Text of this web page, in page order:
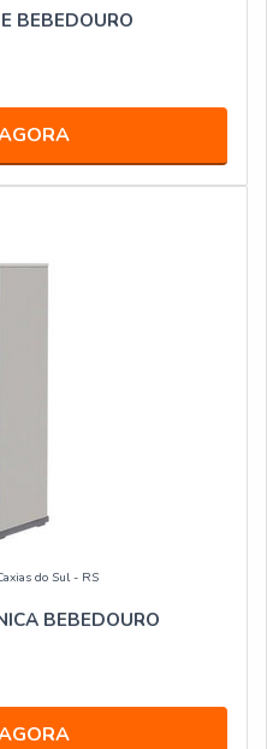
BEBEDOURO
do Sul - RS
BEBEDOURO